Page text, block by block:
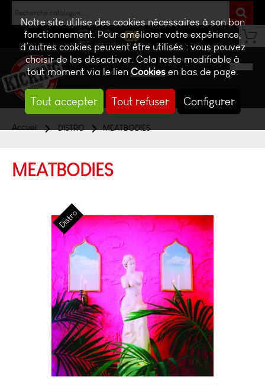
Notre site utilise des cookies nécessaires à son bon
fonctionnement. Pour améliorer votre expérience,
d’autres cookies peuvent être utilisés : vous pouvez
choisir de les désactiver. Cela reste modifiable à
tout moment via le lienCookiesen bas de page.
Tout accepter Tout refuser Configurer
NEWS CONTACTBILLETTERIE
Accueil DISTRO MEATBODIES
MEATBODIES